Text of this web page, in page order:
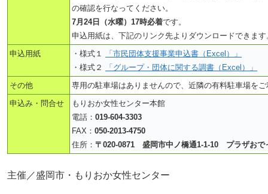
の確認を行なってください。
7月24日（水曜）17時必着です。
申込用紙は、下記のリンク先よりダウンロードできます
申込用紙
・様式１
「市民団体支援事業申込書（Excel）」
・様式２
「グループ・団体に関する調書（Excel）」
その他
専用の駐車場はありませんので、近隣の有料駐車場を
申込み・問合せ
もりおか女性センター本館
電話： 019-604-3303
FAX： 050-2013-4750
住所： 〒020-0871 盛岡市中ノ橋通1-1-10 プラザおで
主催／盛岡市・もりおか女性センター